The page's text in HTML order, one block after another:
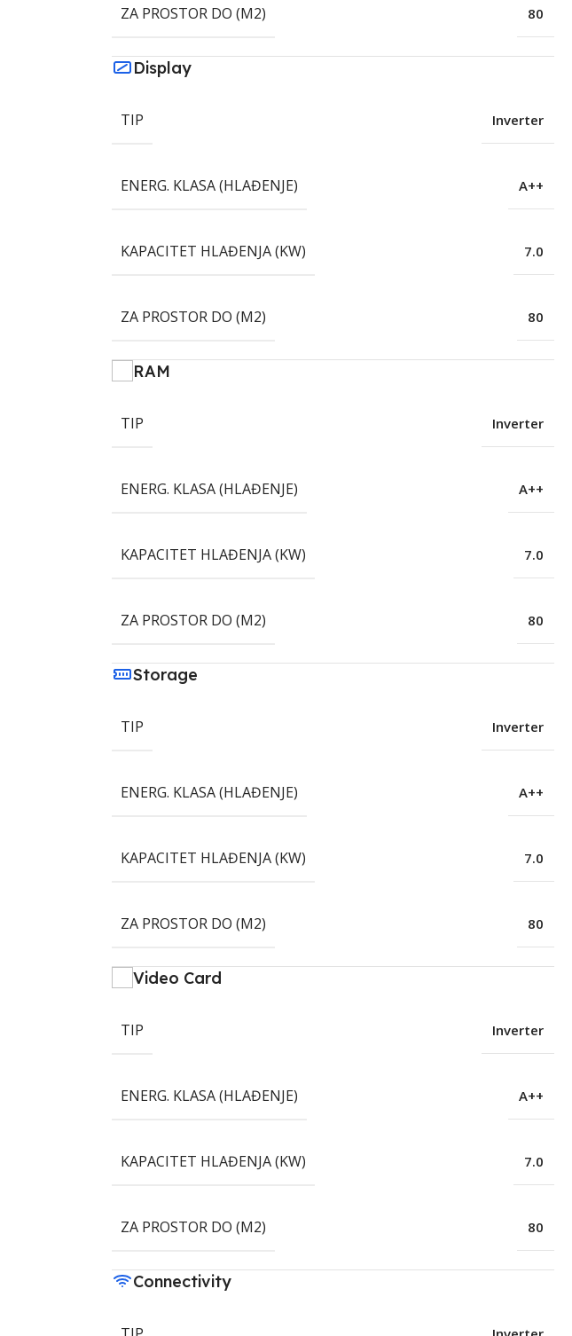
ZA PROSTOR DO (M2) 80
Display
TIP Inverter
ENERG. KLASA (HLAĐENJE) A++
KAPACITET HLAĐENJA (KW) 7.0
ZA PROSTOR DO (M2) 80
RAM
TIP Inverter
ENERG. KLASA (HLAĐENJE) A++
KAPACITET HLAĐENJA (KW) 7.0
ZA PROSTOR DO (M2) 80
Storage
TIP Inverter
ENERG. KLASA (HLAĐENJE) A++
KAPACITET HLAĐENJA (KW) 7.0
ZA PROSTOR DO (M2) 80
Video Card
TIP Inverter
ENERG. KLASA (HLAĐENJE) A++
KAPACITET HLAĐENJA (KW) 7.0
ZA PROSTOR DO (M2) 80
Connectivity